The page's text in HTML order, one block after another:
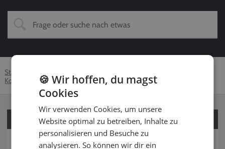
Startseite
Kontaktaufnahme
Kontakt vor Buchung
Für Kunden
Für Dienstleister
🍪 Wir hoffen, du magst
Cookies
Wir verwenden Cookies, um unsere
Website optimal zu betreiben, Inhalte zu
personalisieren und Besuche zu
analysieren. So können wir dir ein